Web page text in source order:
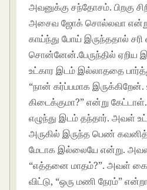
அவனுக்கு சந்தோசம். பிறகு
அசைவ ஜோக் சொல்லவா என்று
காய்ந்து போய் இருந்ததால் சரி
சொன்னேன்.பேருந்தில்
உட்கார இடம் இல்லாததை
“நான் கர்ப்பமாக
கிடைக்குமா?” என்று
எழுந்து இடம் தந்தார். அவள்
அருகில் இருந்த பெண்
மேடாக இல்லையே என்று.
“எத்தனை மாதம்?”. அவள்
விட்டு, “ஒரு மணி நேரம்”